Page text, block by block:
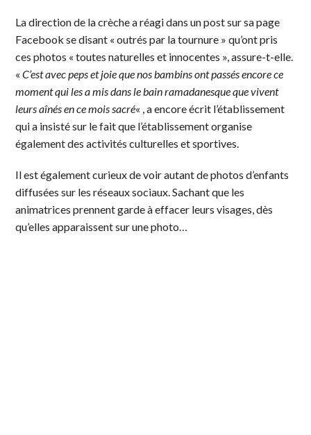
La direction de la crèche a réagi dans un post sur sa page
Facebook se disant « outrés par la tournure » qu’ont pris
ces photos « toutes naturelles et innocentes », assure-t-elle.
«C’est avec peps et joie que nos bambins ont passés encore ce
moment qui les a mis dans le bain ramadanesque que vivent
leurs aînés en ce mois sacré« , a encore écrit l’établissement
qui a insisté sur le fait que l’établissement organise
également des activités culturelles et sportives.
Il est également curieux de voir autant de photos d’enfants
diffusées sur les réseaux sociaux. Sachant que les
animatrices prennent garde à effacer leurs visages, dès
qu’elles apparaissent sur une photo…